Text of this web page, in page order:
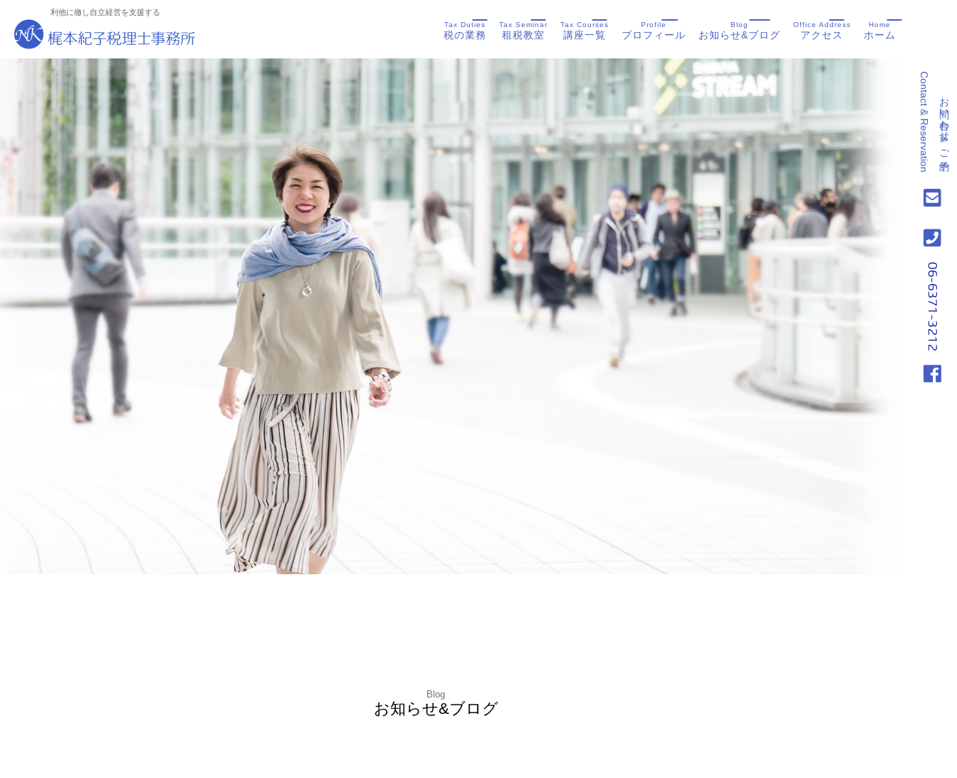
利他に徹し自立経営を支援する
お問い合わせ&ご予約
Contact & Reservation
Tax Duties
税の業務
Tax Seminar
租税教室
Tax Courses
講座一覧
Profile
プロフィール
Blog
お知らせ&ブログ
Office Address
アクセス
Home
ホーム
Blog
お知らせ&ブログ